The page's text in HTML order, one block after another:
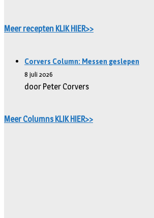
Meer recepten KLIK HIER>>
Corvers Column: Messen geslepen
8 juli 2026
door Peter Corvers
Meer Columns KLIK HIER>>